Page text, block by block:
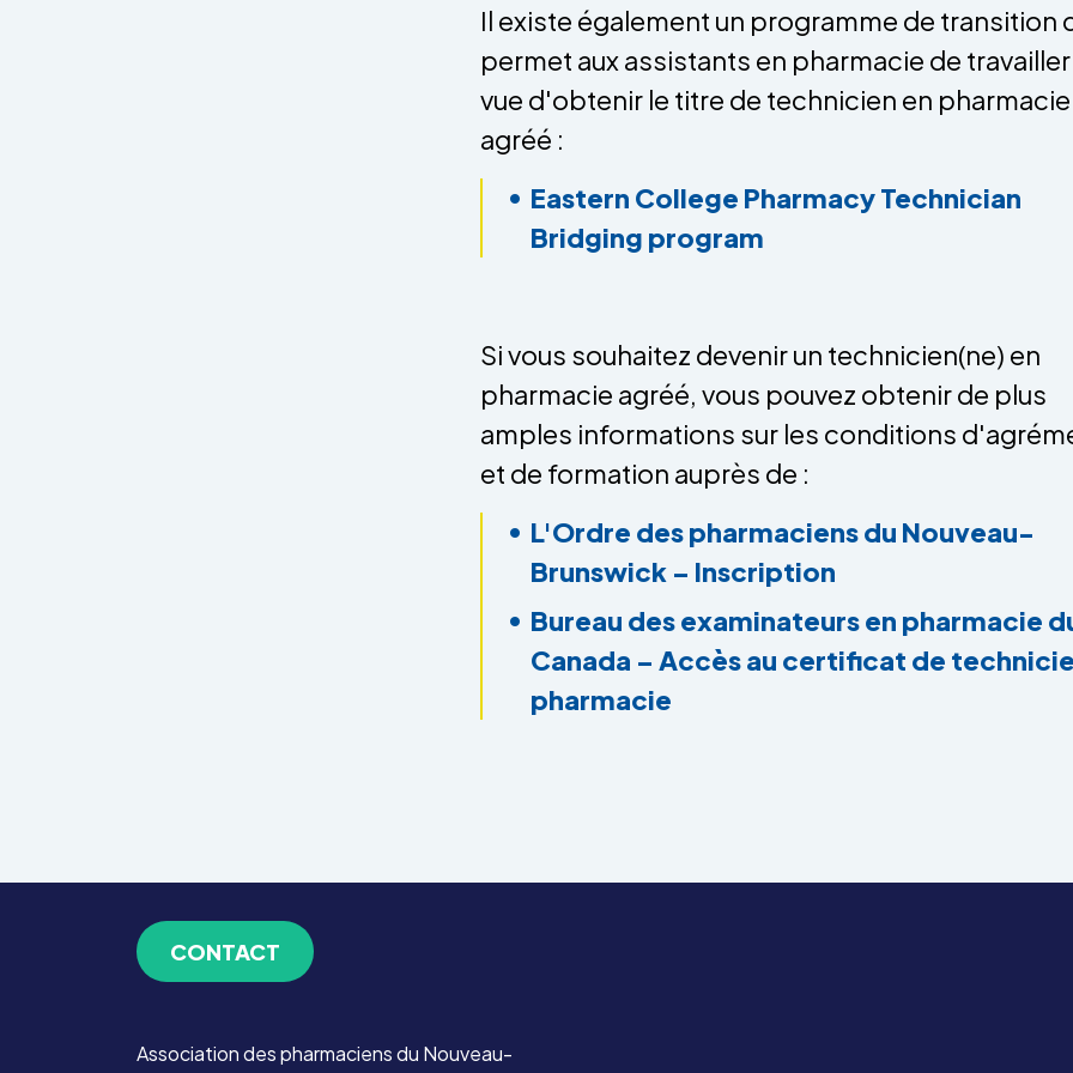
Il existe également un programme de transition
permet aux assistants en pharmacie de
vue d'obtenir le titre de technicien en pharmacie
agréé :
Eastern College Pharmacy Technician
Bridging program
Si vous souhaitez devenir un technicien(ne) en
pharmacie agréé, vous pouvez obtenir de plus
amples informations sur les conditions
et de formation auprès de :
L'Ordre des pharmaciens du Nouveau-
Brunswick – Inscription
Bureau des examinateurs en pharmacie
Canada – Accès au certificat de
pharmacie
CONTACT
Association des pharmaciens du Nouveau-